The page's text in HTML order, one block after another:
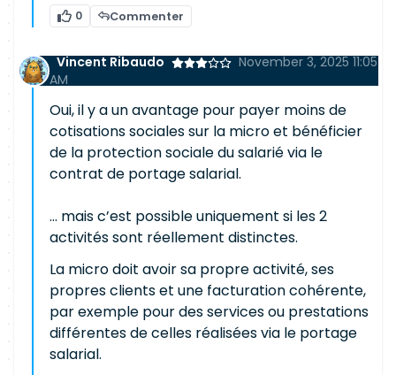
0 Commenter
Vincent Ribaudo
November 3, 2025 11:05
AM
Oui, il y a un avantage pour payer moins de
cotisations sociales sur la micro et bénéficier
de la protection sociale du salarié via le
contrat de portage salarial.
... mais c’est possible uniquement si les 2
activités sont réellement distinctes.
La micro doit avoir sa propre activité, ses
propres clients et une facturation cohérente,
par exemple pour des services ou prestations
différentes de celles réalisées via le portage
salarial.